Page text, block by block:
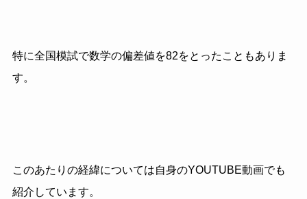
特に全国模試で数学の偏差値を82をとったこともありま
す。
このあたりの経緯については自身のYOUTUBE動画でも
紹介しています。